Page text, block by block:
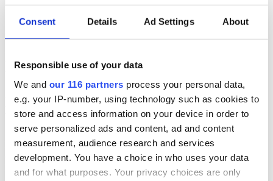
Consent Details Ad Settings About
Responsible use of your data
We and our 116 partners process your personal data,
e.g. your IP-number, using technology such as cookies to
store and access information on your device in order to
serve personalized ads and content, ad and content
measurement, audience research and services
development. You have a choice in who uses your data
and for what purposes. Your privacy choices are only
utredning i tio år
Håll dig uppdaterad med
Veckans Brief!
Få exklusiv tillgång till Veckans Brief, den essentiella läsningen för
alla som driver opinionsbildning och samhällsförändring, genom en
prenumeration på Dagens Opinion.